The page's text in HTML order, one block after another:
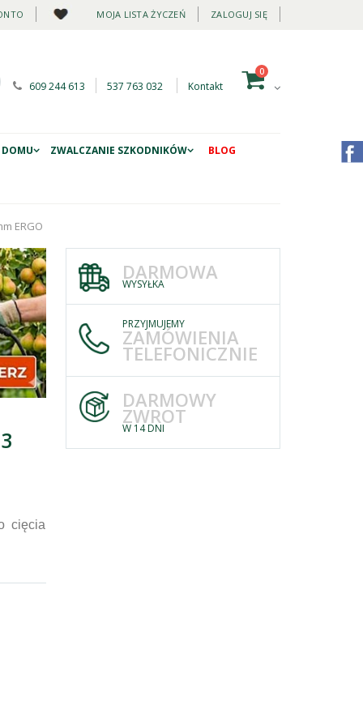
MOJA LISTA ŻYCZEŃ ZALOGUJ SIĘ
609 244 613 537 763 032 Kontakt
0
ZWALCZANIE SZKODNIKÓW BLOG
ERGO
cięcia
DARMOWA
WYSYŁKA
PRZYJMUJEMY
ZAMÓWIENIA
TELEFONICZNIE
DARMOWY
ZWROT
W 14 DNI